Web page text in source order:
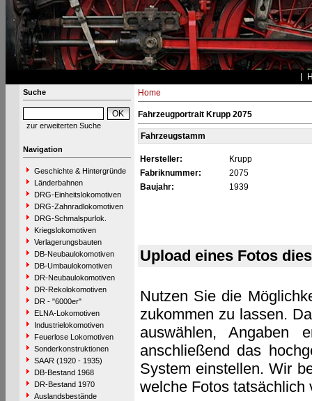
Suche
zur erweiterten Suche
Navigation
Geschichte & Hintergründe
Länderbahnen
DRG-Einheitslokomotiven
DRG-Zahnradlokomotiven
DRG-Schmalspurlok.
Kriegslokomotiven
Verlagerungsbauten
DB-Neubaulokomotiven
DB-Umbaulokomotiven
DR-Neubaulokomotiven
DR-Rekolokomotiven
DR - "6000er"
ELNA-Lokomotiven
Industrielokomotiven
Feuerlose Lokomotiven
Sonderkonstruktionen
SAAR (1920 - 1935)
DB-Bestand 1968
DR-Bestand 1970
Auslandsbestände
Home
Fahrzeugportrait Krupp 2075
Fahrzeugstamm
Hersteller:
Krupp
Fabriknummer:
2075
Baujahr:
1939
Upload eines Fotos
Nutzen Sie die
zukommen zu lassen.
auswählen, Angaben
anschließend das
System einstellen. Wir
welche Fotos tatsächlich